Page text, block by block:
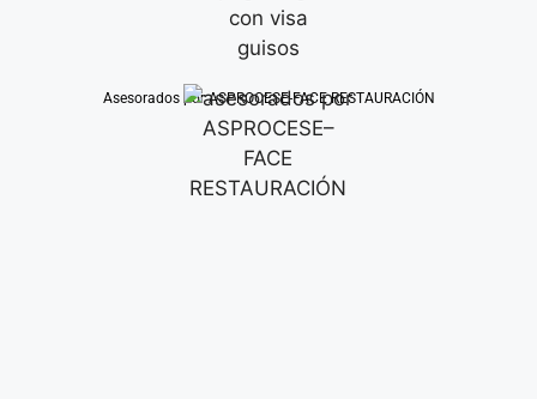
Asesorados por ASPROCESE-FACE RESTAURACIÓN